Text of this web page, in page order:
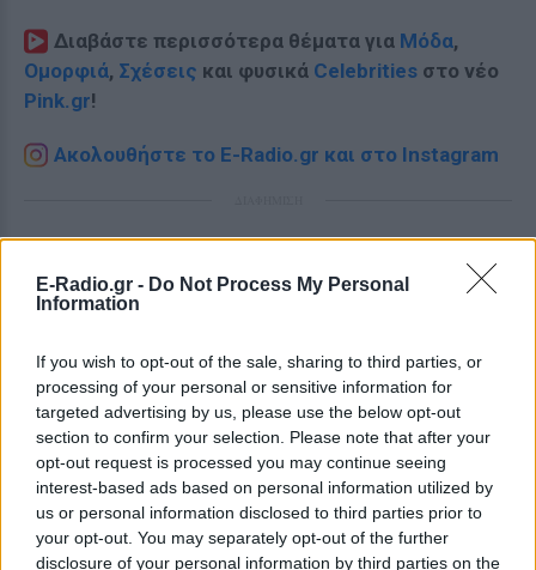
E-Radio.gr - Do Not Process My Personal
Information
If you wish to opt-out of the sale, sharing to third parties, or
processing of your personal or sensitive information for
targeted advertising by us, please use the below opt-out
section to confirm your selection. Please note that after your
opt-out request is processed you may continue seeing
interest-based ads based on personal information utilized by
us or personal information disclosed to third parties prior to
your opt-out. You may separately opt-out of the further
disclosure of your personal information by third parties on the
Διαβάστε περισσότερα θέματα για Μόδα,
Ομορφιά, Σχέσεις και φυσικά Celebrities στο νέο
Pink.gr!
Ακολουθήστε το E-Radio.gr και στο Instagram